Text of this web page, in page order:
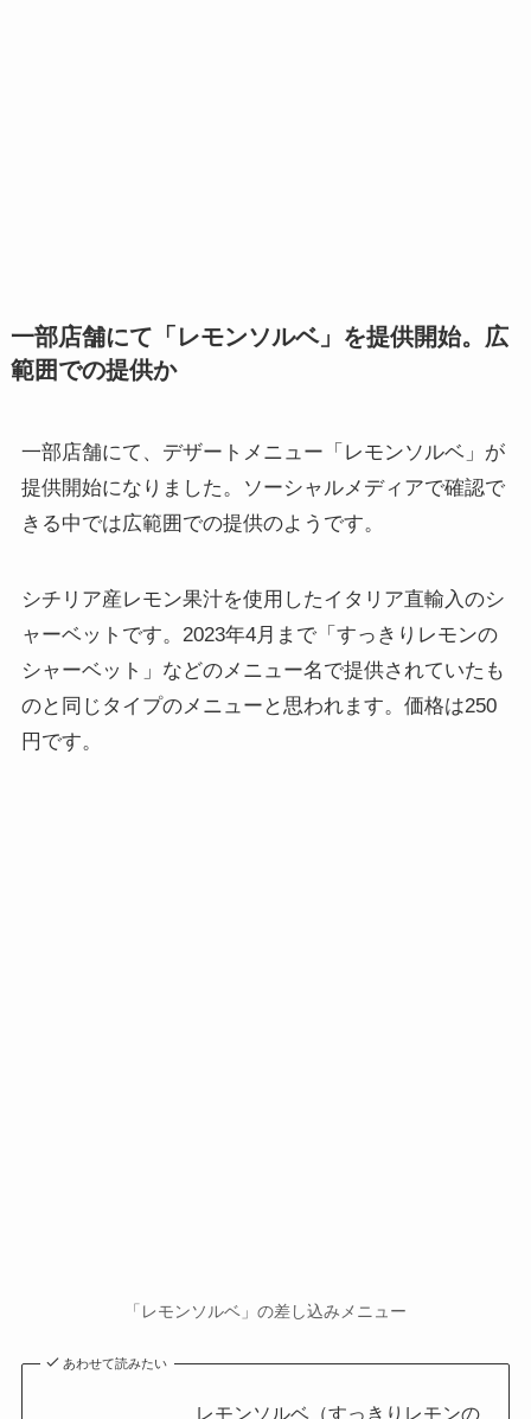
一部店舗にて「レモンソルベ」を提供開始。広
範囲での提供か
一部店舗にて、デザートメニュー「レモンソルベ」が
提供開始になりました。ソーシャルメディアで確認で
きる中では広範囲での提供のようです。
シチリア産レモン果汁を使用したイタリア直輸入のシ
ャーベットです。2023年4月まで「すっきりレモンの
シャーベット」などのメニュー名で提供されていたも
のと同じタイプのメニューと思われます。価格は250
円です。
「レモンソルベ」の差し込みメニュー
あわせて読みたい
レモンソルベ（すっきりレモンの